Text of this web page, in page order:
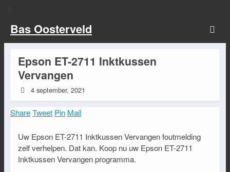
Bas Oosterveld
Epson ET-2711 Inktkussen
Vervangen
4 september, 2021
ShareTweet Pin Mail
Uw Epson ET-2711 Inktkussen Vervangen foutmelding
zelf verhelpen. Dat kan. Koop nu uw Epson ET-2711
Inktkussen Vervangen programma.